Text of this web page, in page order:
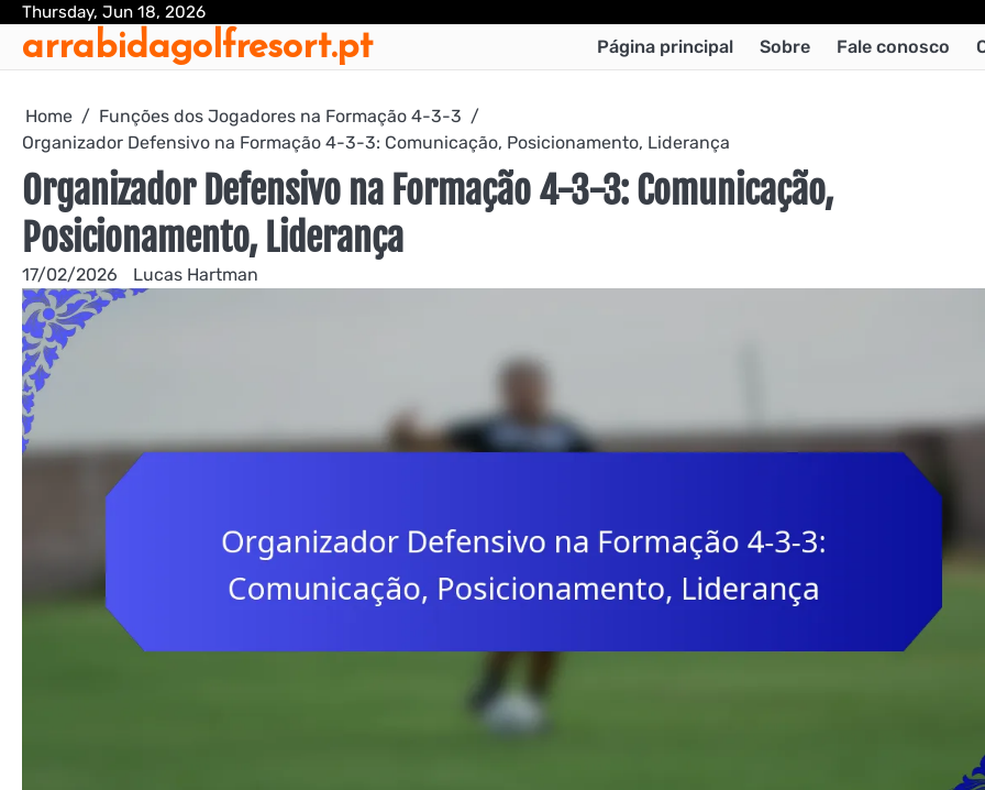
Skip
content
Thursday, Jun 18, 2026
arrabidagolfresort.pt Página principal Sobre Fale conosco
Home
Funções dos Jogadores na Formação 4-3-3
Organizador Defensivo na Formação 4-3-3: Comunicação, Posicionamento, Liderança
Organizador Defensivo na Formação 4-3-3: Comunicação,
Posicionamento, Liderança
17/02/2026 Lucas Hartman